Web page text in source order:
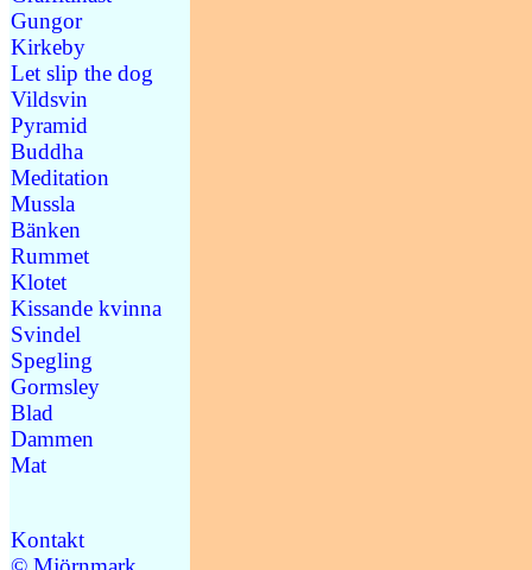
Gungor
Kirkeby
Let slip the dog
Vildsvin
Pyramid
Buddha
Meditation
Mussla
Bänken
Rummet
Klotet
Kissande kvinna
Svindel
Spegling
Gormsley
Blad
Dammen
Mat
Kontakt